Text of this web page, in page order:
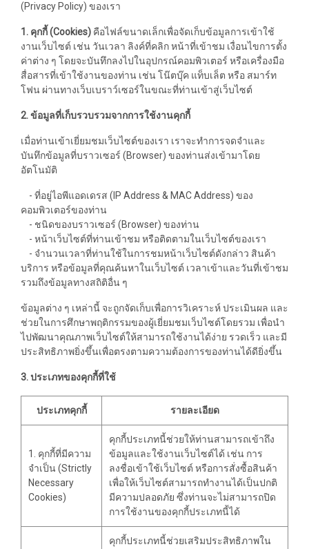
(Privacy Policy) ของเรา
1. คุกกี้ (Cookies) คือไฟล์ขนาดเล็กเพื่อจัดเก็บข้อมูลการเข้าใช้
งานเว็บไซต์ เช่น วันเวลา ลิงค์ที่คลิก หน้าที่เข้าชม เงื่อนไขการตั้ง
ค่าต่าง ๆ โดยจะบันทึกลงไปในอุปกรณ์คอมพิวเตอร์ หรือเครื่องมือ
สื่อสารที่เข้าใช้งานของท่าน เช่น โน๊ตบุ๊ค แท็บเล็ต หรือ สมาร์ท
โฟน ผ่านทางเว็บเบราว์เซอร์ในขณะที่ท่านเข้าสู่เว็บไซต์
2. ข้อมูลที่เก็บรวบรวมจากการใช้งานคุกกี้
เมื่อท่านเข้าเยี่ยมชมเว็บไซต์ของเรา เราจะทำการจดจำและ
บันทึกข้อมูลที่บราวเซอร์ (Browser) ของท่านส่งเข้ามาโดย
อัตโนมัติ
- ที่อยู่ไอพีแอดเดรส (IP Address & MAC Address) ของ
คอมพิวเตอร์ของท่าน
- ชนิดของบราวเซอร์ (Browser) ของท่าน
- หน้าเว็บไซต์ที่ท่านเข้าชม หรือติดตามในเว็บไซต์ของเรา
- จำนวนเวลาที่ท่านใช้ในการชมหน้าเว็บไซต์ดังกล่าว สินค้า
บริการ หรือข้อมูลที่คุณค้นหาในเว็บไซต์ เวลาเข้าและวันที่เข้าชม
รวมถึงข้อมูลทางสถิติอื่น ๆ
ข้อมูลต่าง ๆ เหล่านี้ จะถูกจัดเก็บเพื่อการวิเคราะห์ ประเมินผล และ
ช่วยในการศึกษาพฤติกรรมของผู้เยี่ยมชมเว็บไซต์โดยรวม เพื่อนำ
ไปพัฒนาคุณภาพเว็บไซต์ให้สามารถใช้งานได้ง่าย รวดเร็ว และมี
ประสิทธิภาพยิ่งขึ้นเพื่อตรงตามความต้องการของท่านได้ดียิ่งขึ้น
3. ประเภทของคุกกี้ที่ใช้
ประเภทคุกกี้ รายละเอียด
1. คุกกี้ที่มีความ
จำเป็น (Strictly
Necessary
Cookies)
คุกกี้ประเภทนี้ช่วยให้ท่านสามารถเข้าถึง
ข้อมูลและใช้งานเว็บไซต์ได้ เช่น การ
ลงชื่อเข้าใช้เว็บไซต์ หรือการสั่งซื้อสินค้า
เพื่อให้เว็บไซต์สามารถทำงานได้เป็นปกติ
มีความปลอดภัย ซึ่งท่านจะไม่สามารถปิด
การใช้งานของคุกกี้ประเภทนี้ได้
คุกกี้ประเภทนี้ช่วยเสริมประสิทธิภาพใน